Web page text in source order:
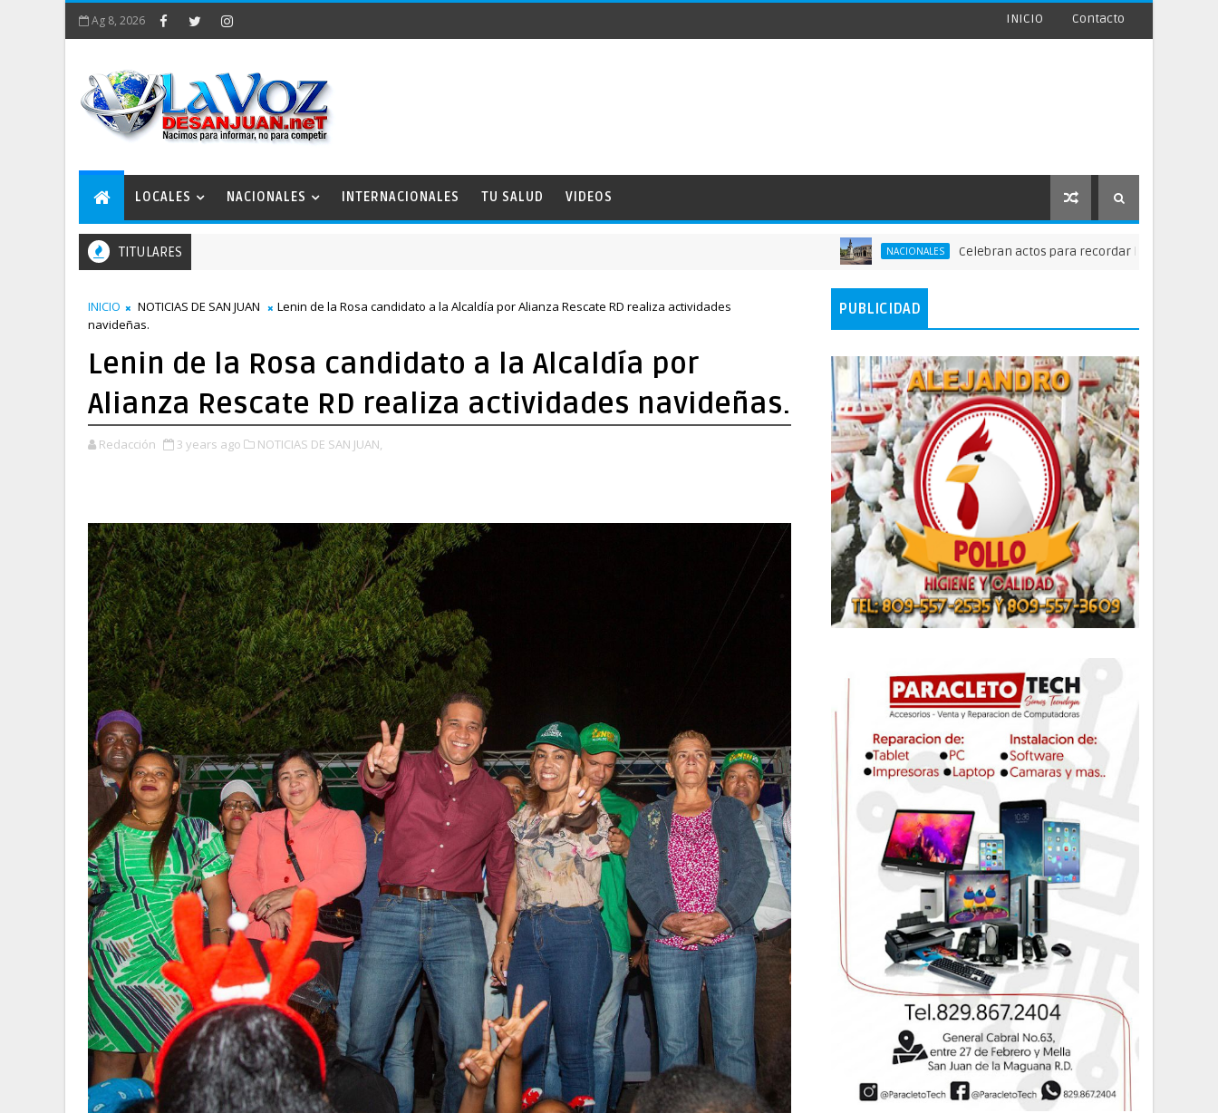
Ag 8, 2026 INICIO Contacto
LOCALES NACIONALES INTERNACIONALES TU SALUD VIDEOS
TITULARES NACIONALES Celebran actos para recordar la fundación de Santo
INICIO NOTICIAS DE SAN JUAN
Lenin de la Rosa candidato a la Alcaldía por Alianza Rescate RD realiza actividades
navideñas.
Lenin de la Rosa candidato a la Alcaldía por
Alianza Rescate RD realiza actividades navideñas.
Redacción 3 years ago NOTICIAS DE SAN JUAN,
PUBLICIDAD